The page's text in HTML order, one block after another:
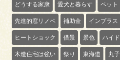
どうする家康 愛犬と暮らす ペット
先進的窓リノベ 補助金 インプラス
ヒートショック 借景 景色 ハイ
木造住宅は強い 祭り 東海道 丸